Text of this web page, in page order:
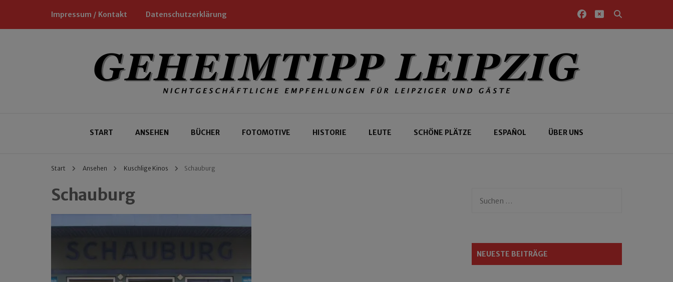
Impressum / Kontakt Datenschutzerklärung
Geheimtipp Leipzig
START ANSEHEN BÜCHER FOTOMOTIVE HISTORIE LEUTE SCHÖNE PLÄTZE ESPAÑOL ÜBER UNS
Start Ansehen Kuschlige Kinos Schauburg
Schauburg
Suchen
NEUESTE BEITRÄGE